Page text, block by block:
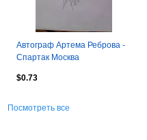
Автограф Артема Реброва -
Спартак Москва
$0.73
Посмотреть все